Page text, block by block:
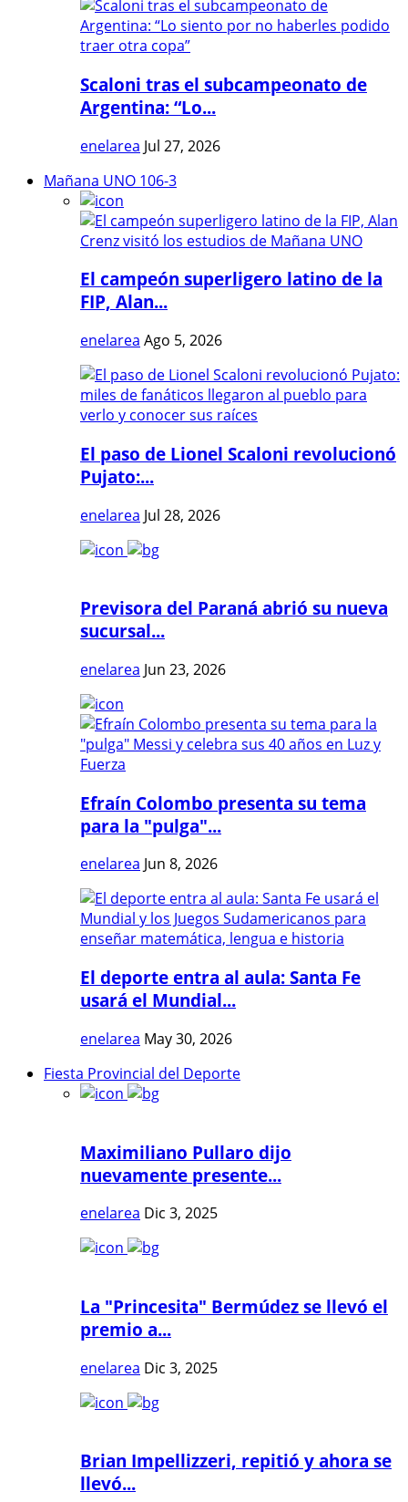
Scaloni tras el subcampeonato de
Argentina: “Lo...
enelarea Jul 27, 2026
Mañana UNO 106-3
El campeón superligero latino de la
FIP, Alan...
enelarea Ago 5, 2026
El paso de Lionel Scaloni revolucionó
Pujato:...
enelarea Jul 28, 2026
Previsora del Paraná abrió su nueva
sucursal...
enelarea Jun 23, 2026
Efraín Colombo presenta su tema
para la "pulga"...
enelarea Jun 8, 2026
El deporte entra al aula: Santa Fe
usará el Mundial...
enelarea May 30, 2026
Fiesta Provincial del Deporte
Maximiliano Pullaro dijo
nuevamente presente...
enelarea Dic 3, 2025
La "Princesita" Bermúdez se llevó el
premio a...
enelarea Dic 3, 2025
Brian Impellizzeri, repitió y ahora se
llevó...